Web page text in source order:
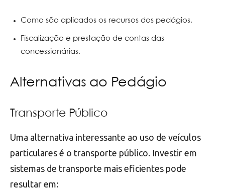
Como são aplicados os recursos dos pedágios.
Fiscalização e prestação de contas das
concessionárias.
Alternativas ao Pedágio
Transporte Público
Uma alternativa interessante ao uso de veículos
particulares é o transporte público. Investir em
sistemas de transporte mais eficientes pode
resultar em: